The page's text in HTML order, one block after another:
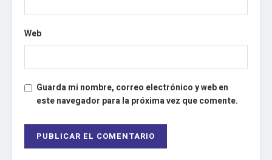
Web
Guarda mi nombre, correo electrónico y web en
este navegador para la próxima vez que comente.